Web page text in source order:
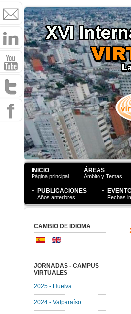
INICIO
Página principal
ÁREAS
Ámbito y Temas
PUBLICACIONES
Años anteriores Fechas
CAMBIO DE IDIOMA
JORNADAS - CAMPUS
VIRTUALES
2025 - Huelva
2024 - Valparaíso